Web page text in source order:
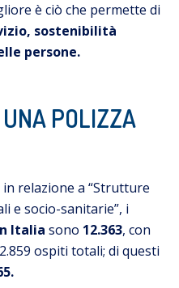
è ciò che permette di
sostenibilità
persone.
UNA POLIZZA
in relazione a “Strutture
e socio-sanitarie”, i
Italia sono 12.363, con
ospiti totali; di questi